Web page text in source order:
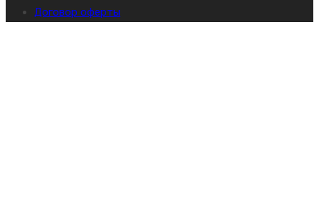
Договор оферты